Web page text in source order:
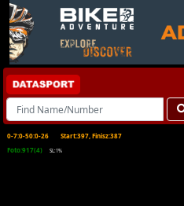
0-7:0-50:0-26
Start:397, Finisz:387
Foto:917(4)
SL:1%